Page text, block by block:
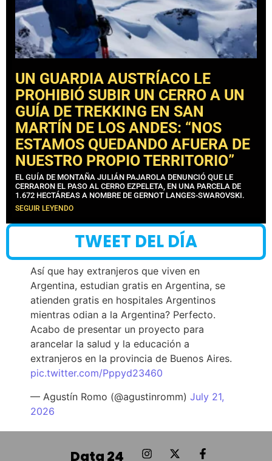
UN GUARDIA AUSTRÍACO LE
PROHIBIÓ SUBIR UN CERRO A UN
GUÍA DE TREKKING EN SAN
MARTÍN DE LOS ANDES: “NOS
ESTAMOS QUEDANDO AFUERA DE
NUESTRO PROPIO TERRITORIO”
EL GUÍA DE MONTAÑA JULIÁN PAJAROLA DENUNCIÓ QUE LE
CERRARON EL PASO AL CERRO EZPELETA, EN UNA PARCELA DE
1.672 HECTÁREAS A NOMBRE DE GERNOT LANGES-SWAROVSKI.
SEGUIR LEYENDO
TWEET DEL DÍA
Así que hay extranjeros que viven en
Argentina, estudian gratis en Argentina, se
atienden gratis en hospitales Argentinos
mientras odian a la Argentina? Perfecto.
Acabo de presentar un proyecto para
arancelar la salud y la educación a
extranjeros en la provincia de Buenos Aires.
pic.twitter.com/Pppyd23460
— Agustín Romo (@agustinromm) July 21,
2026
Data 24